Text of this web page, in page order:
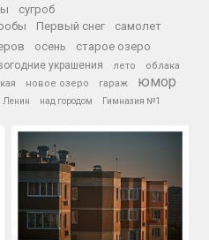
сугроб
Первый снег самолет
осень
старое озеро
украшения лето
облака
новое озеро гараж юмор
Ленин над городом Гимназия №1